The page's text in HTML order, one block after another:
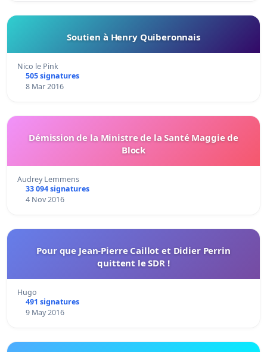
Soutien à Henry Quiberonnais
Nico le Pink
505 signatures
8 Mar 2016
Démission de la Ministre de la Santé Maggie de
Block
Audrey Lemmens
33 094 signatures
4 Nov 2016
Pour que Jean-Pierre Caillot et Didier Perrin
quittent le SDR !
Hugo
491 signatures
9 May 2016